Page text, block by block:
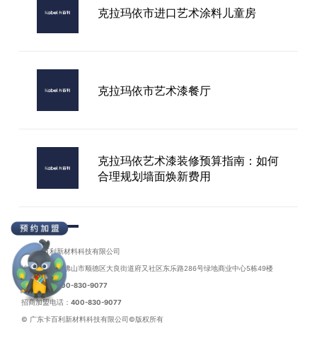
克拉玛依市进口艺术涂料儿童房
克拉玛依市艺术漆餐厅
克拉玛依艺术漆装修预算指南：如何
合理规划墙面焕新费用
克拉玛依市艺术漆品牌墙面效果图
克拉玛依市艺术涂料厂家背景墙
广东卡百利新材料科技有限公司
地址：广东省佛山市顺德区大良街道府又社区东乐路286号绿地商业中心5栋49楼
联系电话：400-830-9077
招商加盟电话： 400-830-9077
© 广东卡百利新材料科技有限公司©版权所有